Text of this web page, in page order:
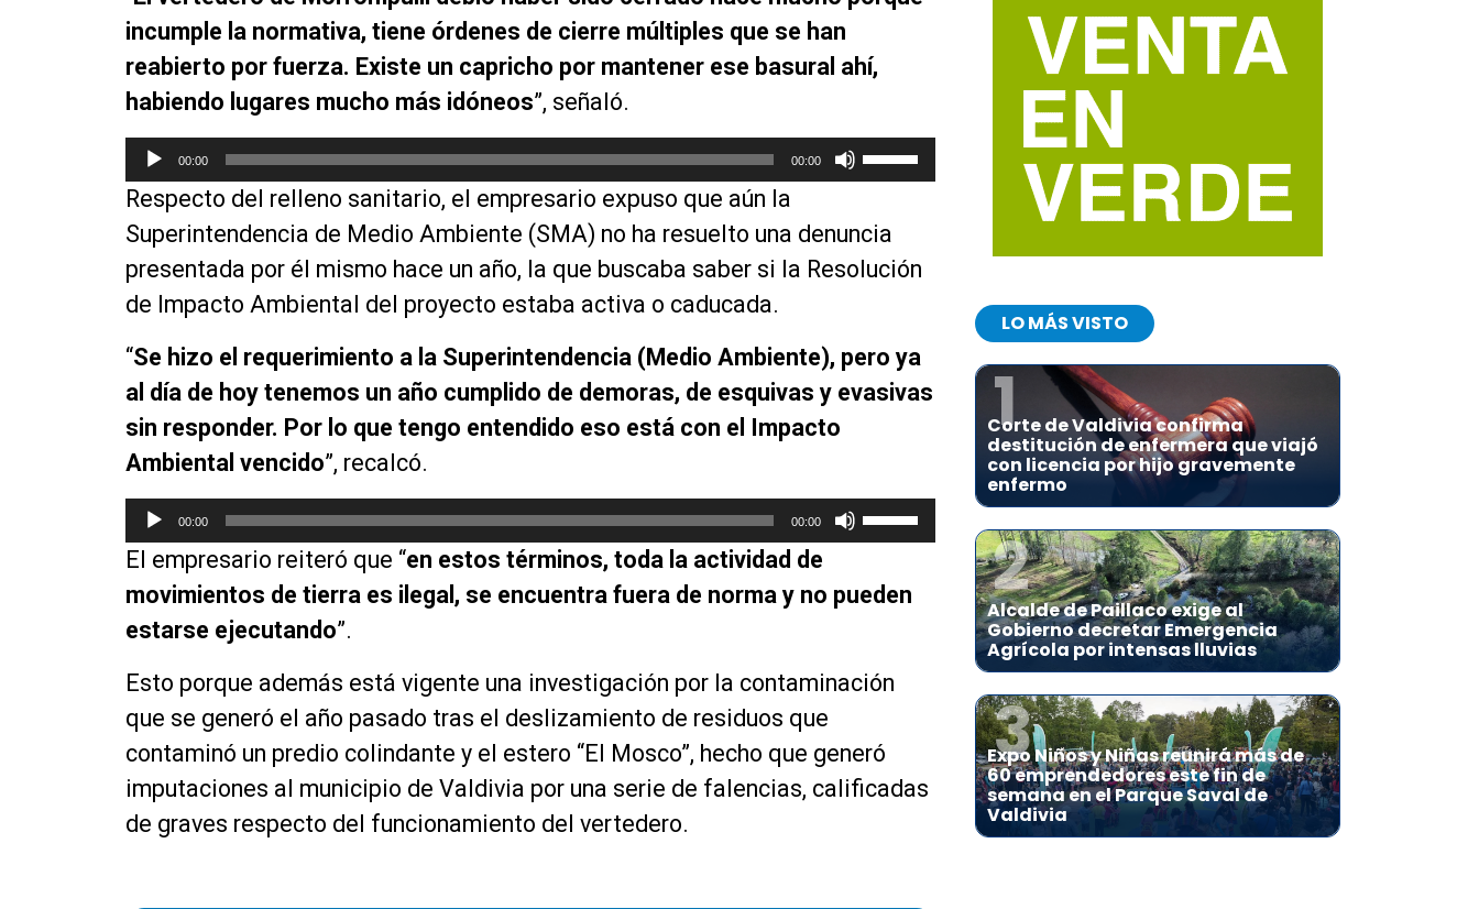
incumple la normativa, tiene órdenes de cierre múltiples que se han
reabierto por fuerza. Existe un capricho por mantener ese basural ahí,
habiendo lugares mucho más idóneos”, señaló.
e
p
r
d
u
o
d
e
a
d
i
o
00:00 00:00
l
z
a
s
a
s
e
e
a
a
Respecto del relleno sanitario, el empresario expuso que aún la
Superintendencia de Medio Ambiente (SMA) no ha resuelto una denuncia
presentada por él mismo hace un año, la que buscaba saber si la Resolución
de Impacto Ambiental del proyecto estaba activa o caducada.
“Se hizo el requerimiento a la Superintendencia (Medio Ambiente), pero ya
al día de hoy tenemos un año cumplido de demoras, de esquivas y evasivas
sin responder. Por lo que tengo entendido eso está con el Impacto
Ambiental vencido”, recalcó.
e
p
r
d
u
c
t
o
r
d
e
00:00 00:00
l
l
s
e
El empresario reiteró que “en estos términos, toda la actividad de
movimientos de tierra es ilegal, se encuentra fuera de norma y no pueden
estarse ejecutando”.
Esto porque además está vigente una investigación por la contaminación
que se generó el año pasado tras el deslizamiento de residuos que
contaminó un predio colindante y el estero “El Mosco”, hecho que generó
imputaciones al municipio de Valdivia por una serie de falencias, calificadas
de graves respecto del funcionamiento del vertedero.
LO MÁS VISTO
1
Corte de Valdivia confirma
destitución de enfermera que viajó
con licencia por hijo gravemente
enfermo
2
Alcalde de Paillaco exige al
Gobierno decretar Emergencia
Agrícola por intensas lluvias
3
Expo Niños y Niñas reunirá más de
60 emprendedores este fin de
semana en el Parque Saval de
Valdivia